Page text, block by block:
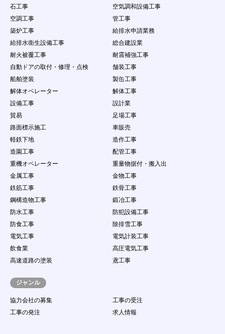
石工事
空気調和設備工事
空調工事
管工事
築炉工事
給排水申請業務
給排水衛生設備工事
総合建設業
耐火被覆工事
耐震補強工事
自動ドアの取付・修理・点検
舗装工事
船舶塗装
製缶工事
解体オペレーター
解体工事
設備工事
設計業
貿易
足場工事
路面標示施工
車販売
軽鉄下地
造作工事
造園工事
配管工事
重機オペレーター
重量物据付・搬入出
金属工事
金物工事
鉄筋工事
鉄骨工事
鋼構造物工事
鍛冶工事
防水工事
防犯設備工事
防食工事
除排雪工事
電気工事
電気計装工事
飲食業
高圧電気工事
高速道路の塗装
鳶工事
ジャンル
協力会社の募集
工事の受注
工事の発注
求人情報